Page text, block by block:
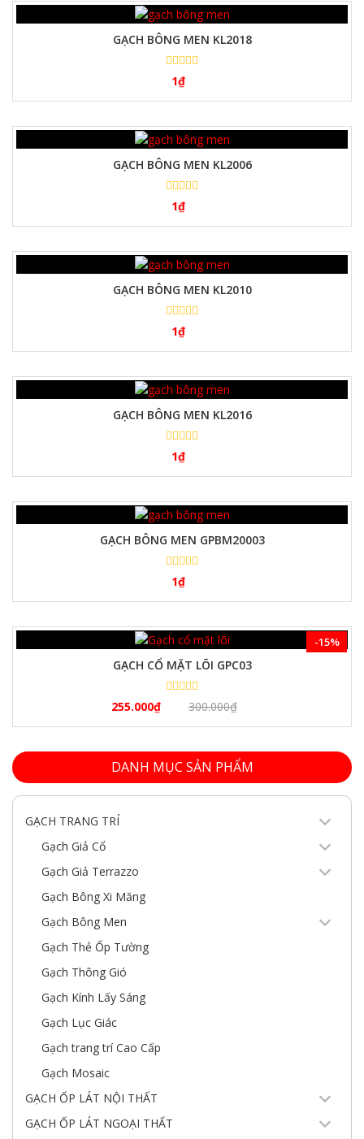
GẠCH BÔNG MEN KL2018
1₫
GẠCH BÔNG MEN KL2006
1₫
GẠCH BÔNG MEN KL2010
1₫
GẠCH BÔNG MEN KL2016
1₫
GẠCH BÔNG MEN GPBM20003
1₫
GẠCH CỔ MẶT LÕI GPC03
255.000₫ 300.000₫
-15%
DANH MỤC SẢN PHẨM
GẠCH TRANG TRÍ
Gạch Giả Cổ
Gạch Giả Terrazzo
Gạch Bông Xi Măng
Gạch Bông Men
Gạch Thẻ Ốp Tường
Gạch Thông Gió
Gạch Kính Lấy Sáng
Gạch Lục Giác
Gạch trang trí Cao Cấp
Gạch Mosaic
GẠCH ỐP LÁT NỘI THẤT
GẠCH ỐP LÁT NGOẠI THẤT